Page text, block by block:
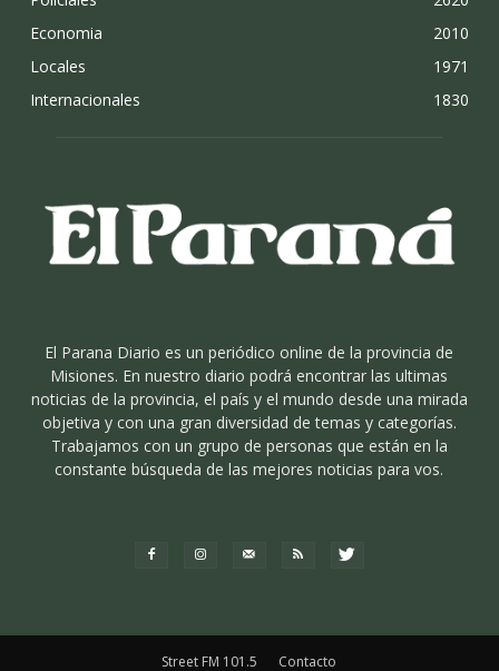
Economia
2010
Locales
1971
Internacionales
1830
El Parana Diario es un periódico online de la provincia de
Misiones. En nuestro diario podrá encontrar las ultimas
noticias de la provincia, el país y el mundo desde una mirada
objetiva y con una gran diversidad de temas y categorías.
Trabajamos con un grupo de personas que están en la
constante búsqueda de las mejores noticias para vos.
Street FM 101.5 Contacto